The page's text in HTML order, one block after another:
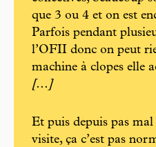
que 3 ou 4 et on est
Parfois pendant
l’OFII donc on peut
machine à clopes elle
[...]
Et puis depuis pas
visite, ça c’est pas